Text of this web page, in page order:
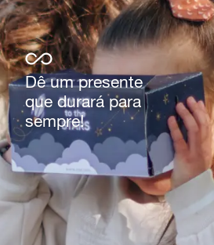
Dê um presente
que durará para
sempre!